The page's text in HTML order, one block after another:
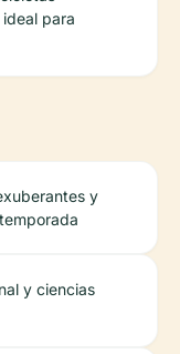
para
y
y ciencias